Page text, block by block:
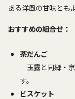
ある洋風の甘味とも
おすすめの組合せ：
茶だんご
玉露と同郷・
す。
ビスケット